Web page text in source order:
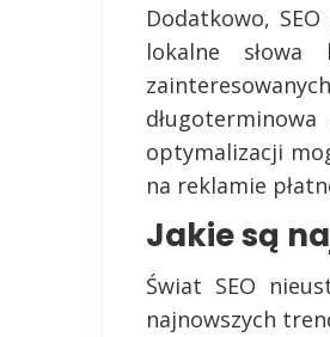
Dodatkowo,
lokalne słowa
optymalizacji
na reklamie
Jakie są
Świat SEO
najnowszych